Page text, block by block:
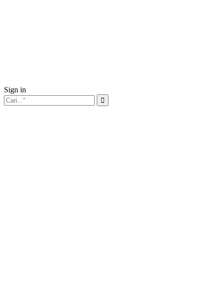
Sign in